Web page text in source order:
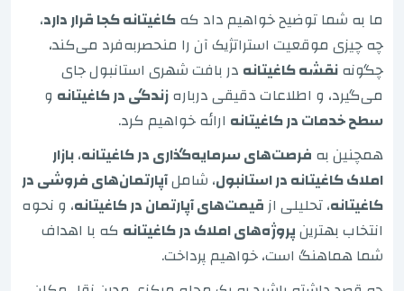
ما به شما توضیح خواهیم داد کهکاغیتانه کجا قرار دارد،
چه چیزی موقعیت استراتژیک آن را منحصربه‌فرد می‌کند،
چگونهنقشه کاغیتانه در بافت شهری استانبول جای
می‌گیرد، و اطلاعات دقیقی دربارهزندگی در کاغیتانه و
سطح خدمات در کاغیتانه ارائه خواهیم کرد.
همچنین به فرصت‌های سرمایه‌گذاری در کاغیتانه،بازار
املاک کاغیتانه در استانبول، شاملآپارتمان‌های فروشی در
کاغیتانه، تحلیلی ازقیمت‌های آپارتمان در کاغیتانه، و نحوه
انتخاب بهترینپروژه‌های املاک در کاغیتانه که با اهداف
شما هماهنگ است، خواهیم پرداخت.